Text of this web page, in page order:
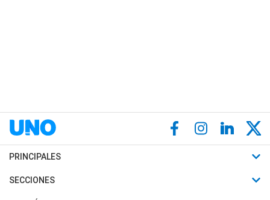
PRINCIPALES
Últimas Noticias
SECCIONES